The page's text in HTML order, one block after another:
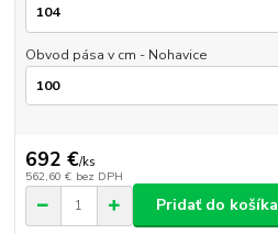
Obvod pása v cm - Nohavice
692 €/ks
562,60 € bez DPH
Pridať do košíka